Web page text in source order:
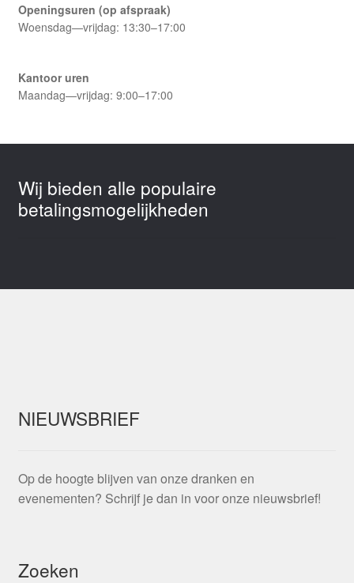
Openingsuren (op afspraak)
Woensdag—vrijdag: 13:30–17:00
Kantoor uren
Maandag—vrijdag: 9:00–17:00
Wij bieden alle populaire
betalingsmogelijkheden
NIEUWSBRIEF
Op de hoogte blijven van onze dranken en
evenementen? Schrijf je dan in voor onze nieuwsbrief!
Zoeken